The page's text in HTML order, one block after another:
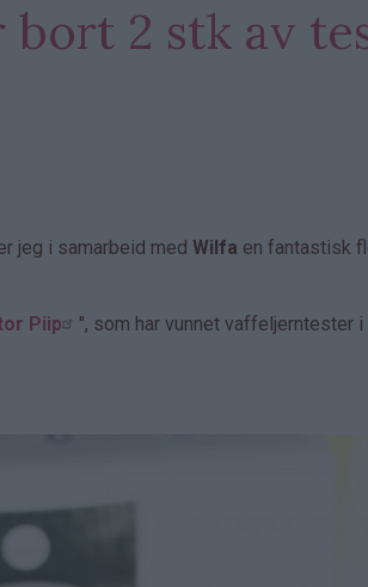
2 stk av
jeg i samarbeid med Wilfa en fantastisk
Piip
", som har vunnet vaffeljerntester